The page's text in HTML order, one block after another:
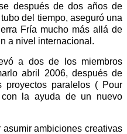
después de dos años de
del tiempo, aseguró una
Fría mucho más allá de
a nivel internacional.
a dos de los miembros
abril 2006, después de
proyectos paralelos ( Pour
con la ayuda de un nuevo
ambiciones creativas